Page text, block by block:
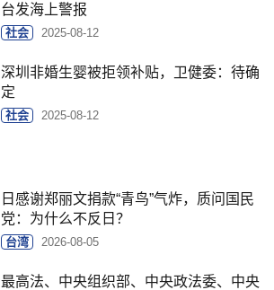
台发海上警报
社会 2025-08-12
深圳非婚生婴被拒领补贴，卫健委：待确
定
社会 2025-08-12
日感谢郑丽文捐款“青鸟”气炸，质问国民
党：为什么不反日？
台湾 2026-08-05
最高法、中央组织部、中央政法委、中央